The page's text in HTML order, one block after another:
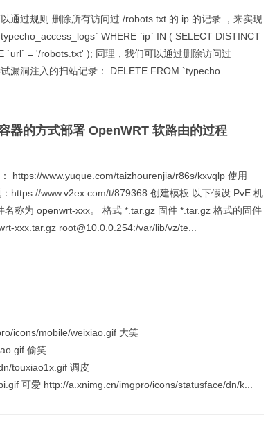
通过规则 删除所有访问过 /robots.txt 的 ip 的记录 ，来实现
WHERE `ip` IN ( SELECT DISTINCT
`url` = '/robots.txt' ); 同理，我们可以通过删除访问过
漏洞注入的扫站记录： DELETE FROM `typecho...
器的方式部署 OpenWRT 软路由的过程
https://www.yuque.com/taizhourenjia/r86s/kxvqlp 使用
https://www.v2ex.com/t/879368 创建模板 以下假设 PvE 机
称为 openwrt-xxx。 格式 *.tar.gz 固件 *.tar.gz 格式的固件
xxx.tar.gz root@10.0.0.254:/var/lib/vz/te...
icons/mobile/weixiao.gif 大笑
偷笑
touxiao1x.gif 调皮
可爱 http://a.xnimg.cn/imgpro/icons/statusface/dn/k...